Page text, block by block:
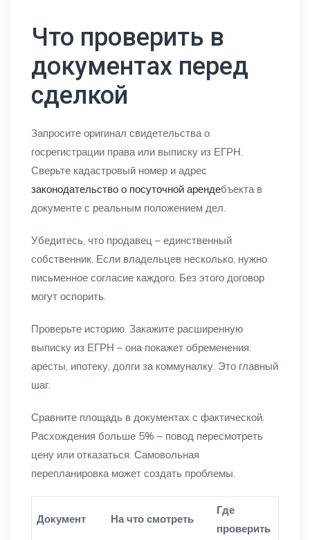
Что проверить в
документах перед
сделкой
Запросите оригинал свидетельства о
госрегистрации права или выписку из ЕГРН.
Сверьте кадастровый номер и адрес
законодательство о посуточной арендебъекта в
документе с реальным положением дел.
Убедитесь, что продавец – единственный
собственник. Если владельцев несколько, нужно
письменное согласие каждого. Без этого договор
могут оспорить.
Проверьте историю. Закажите расширенную
выписку из ЕГРН – она покажет обременения:
аресты, ипотеку, долги за коммуналку. Это главный
шаг.
Сравните площадь в документах с фактической.
Расхождения больше 5% – повод пересмотреть
цену или отказаться. Самовольная
перепланировка может создать проблемы.
Документ На что смотреть
Где
проверить